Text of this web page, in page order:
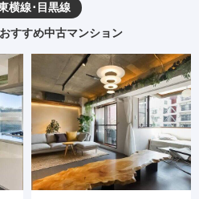
横線･目黒線
すすめ中古マンション